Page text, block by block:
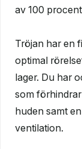
av 100
Tröjan har en
optimal
lager. Du har
som
huden samt
ventilation.